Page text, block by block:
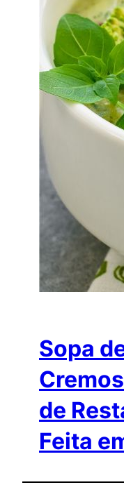
Sopa
de
Feita